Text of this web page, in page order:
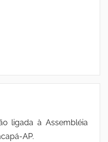
ligada à Assembléia
AP.